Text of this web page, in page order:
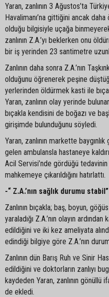
Yaran, zanlının 3 Ağustos’ta
Havalimanı’na gittiğini ancak
olduğu bilgisiyle uçağa
zanlının Z.A.’yı beklerken onu
bir iş yerinden 23 santimetre
Zanlının daha sonra Z.A.’nın
olduğunu öğrenerek peşine
yerlerinden öldürmek kasti ile
Yaran, zanlının olay yerinde
bıçakla kendisini de boğazı ve
girişimde bulunduğunu söyledi.
Yaran, zanlının markette
gelen ambulansla hastaneye
Acil Servisi’nde gördüğü
mahkemeye çıkarıldığını hatırlattı.
-“ Z.A.’nın sağlık durumu stabil”
Zanlının bıçakla; baş, boyun,
yaraladığı Z.A.’nın olayın
edildiğini ve iki kez ameliyata
edindiği bilgiye göre Z.A.’nın
Zanlının dün Barış Ruh ve Sinir
edildiğini ve doktorların zanlıyı
kaydeden Yaran, zanlının gönüllü
de ekledi.